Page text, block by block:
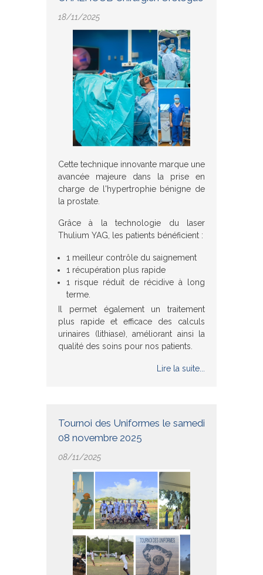
18/11/2025
Cette technique innovante marque une
avancée majeure dans la prise en
charge de l'hypertrophie bénigne de
la prostate.
Grâce à la technologie du laser
Thulium YAG, les patients bénéficient :
1 meilleur contrôle du saignement
1 récupération plus rapide
1 risque réduit de récidive à long
terme.
Il permet également un traitement
plus rapide et efficace des calculs
urinaires (lithiase), améliorant ainsi la
qualité des soins pour nos patients.
Lire la suite...
Tournoi des Uniformes le samedi
08 novembre 2025
08/11/2025